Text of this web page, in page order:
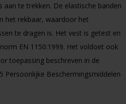
aan te trekken. De elastische banden
het rekbaar, waardoor het
te dragen is. Het vest is getest en
EN 1150:1999. Het voldoet ook
toepassing beschreven in de
Persoonlijke Beschermingsmiddelen